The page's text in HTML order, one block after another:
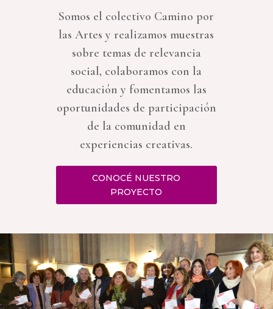
Somos el colectivo Camino por
las Artes y realizamos muestras
sobre temas de relevancia
social, colaboramos con la
educación y fomentamos las
oportunidades de participación
de la comunidad en
experiencias creativas.
CONOCÉ NUESTRO
PROYECTO